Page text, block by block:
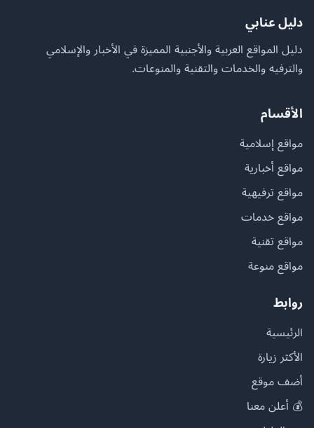
دليل عنابي
دليل المواقع العربية والأجنبية المميزة في الأخبار والإسلامي
والترفيه والخدمات والتقنية والمنوعات.
الأقسام
مواقع إسلامية
مواقع أخبارية
مواقع ترفيهية
مواقع خدمات
مواقع تقنية
مواقع منوعة
روابط
الرئيسية
الأكثر زيارة
أضف موقع
💰 أعلن معنا